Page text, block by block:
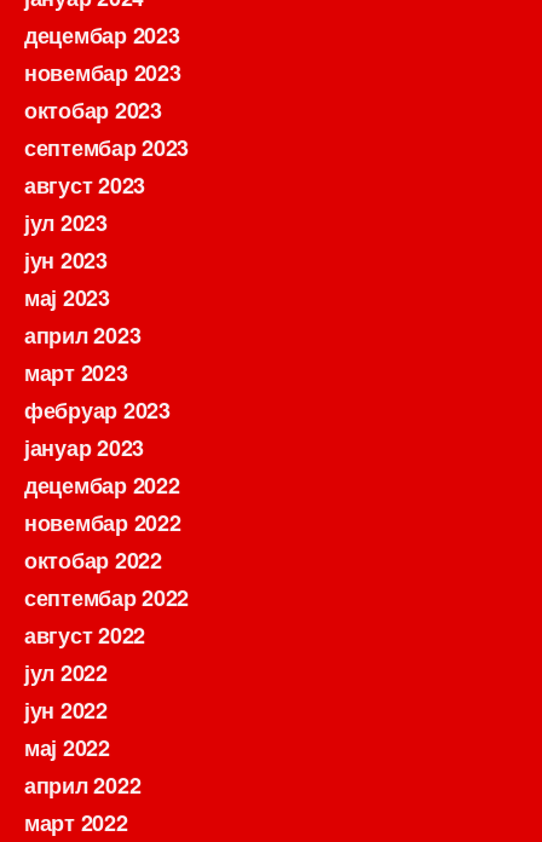
децембар 2023
новембар 2023
октобар 2023
септембар 2023
август 2023
јул 2023
јун 2023
мај 2023
април 2023
март 2023
фебруар 2023
јануар 2023
децембар 2022
новембар 2022
октобар 2022
септембар 2022
август 2022
јул 2022
јун 2022
мај 2022
април 2022
март 2022